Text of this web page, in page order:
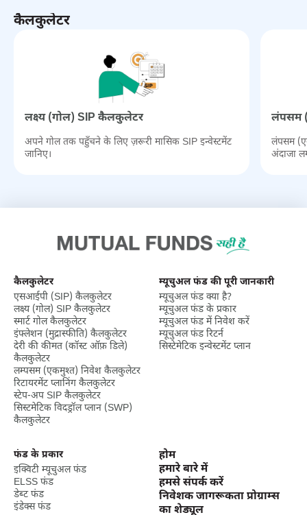
कैलकुलेटर
लक्ष्‍य (गोल) SIP कैलकुलेटर
अपने गोल तक पहुँचने के लिए ज़रूरी मासिक SIP इन्वेस्टमेंट
जानिए।
लंपसम
लंपसम
अंदाजा
कैलकुलेटर
एसआईपी (SIP) कैलकुलेटर
लक्ष्‍य (गोल) SIP कैलकुलेटर
स्मार्ट गोल कैलकुलेटर
इंफ्लेशन (मुद्रास्फीति) कैलकुलेटर
देरी की कीमत (कॉस्ट ऑफ़ डिले)
कैलकुलेटर
लम्पसम (एकमुश्त) निवेश कैलकुलेटर
रिटायरमेंट प्लानिंग कैलकुलेटर
स्टेप-अप SIP कैलकुलेटर
सिस्टमेटिक विदड्रॉल प्लान (SWP)
कैलकुलेटर
म्यूचुअल फंड की पूरी जानकारी
म्यूचुअल फंड क्या है?
म्यूचुअल फंड के प्रकार
म्यूचुअल फंड में निवेश करें
म्यूचुअल फंड रिटर्न
सिस्टेमेटिक इन्वेस्टमेंट प्लान
फंड के प्रकार
इक्विटी म्यूचुअल फंड
ELSS फंड
डेब्ट फंड
इंडेक्स फंड
होम
हमारे बारे में
हमसे संपर्क करें
निवेशक जागरूकता प्रोग्राम्स
का शेड्यूल